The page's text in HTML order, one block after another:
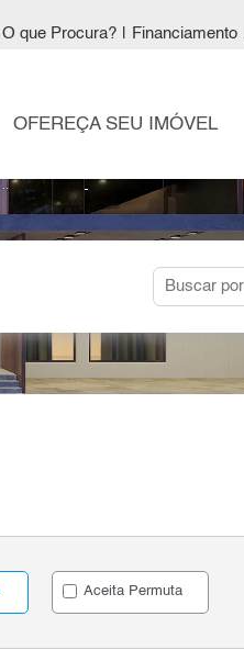
O que Procura? Financiamento
OFEREÇA SEU IMÓVEL
Aceita Permuta